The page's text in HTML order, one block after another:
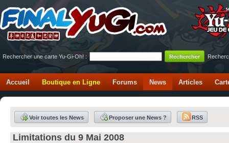
Rechercher une carte Yu-Gi-Oh! :
Accueil Boutique en Ligne Forums News Articles
Voir toutes les News Proposer une News ? RSS
Limitations du 9 Mai 2008